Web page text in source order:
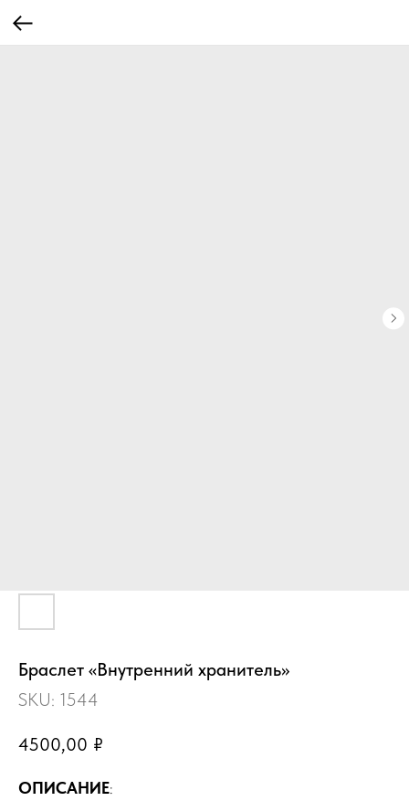
Браслет «Внутренний хранитель»
SKU: 1544
4500,00 ₽
ОПИСАНИЕ: